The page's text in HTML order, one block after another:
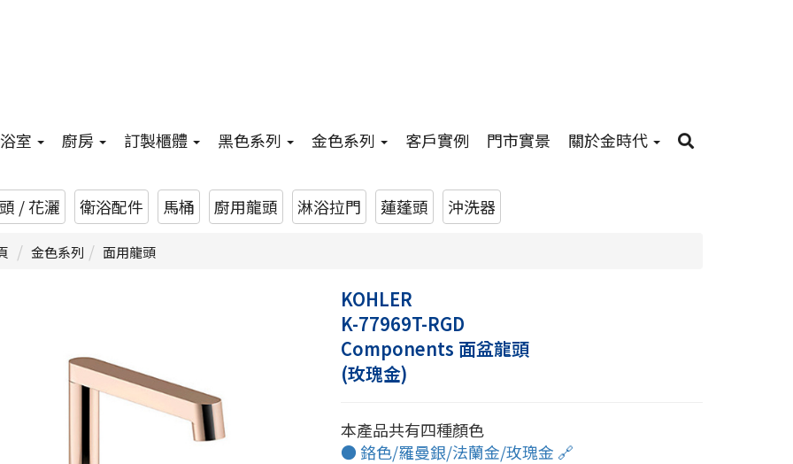
浴室 廚房 訂製櫃體 黑色系列 金色系列 客戶實例 門市實景 關於金時代
/ 花灑 衛浴配件 馬桶 廚用龍頭 淋浴拉門 蓮蓬頭 沖洗器
金色系列 面用龍頭
KOHLER
K-77969T-RGD
Components 面盆龍頭
(玫瑰金)
本產品共有四種顏色
● 鉻色/羅曼銀/法蘭金/玫瑰金 🔗